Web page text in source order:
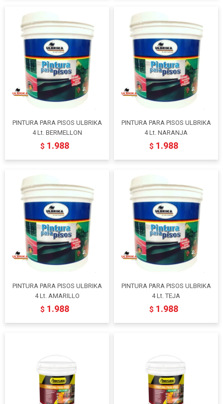
PINTURA PARA PISOS ULBRIKA
4 Lt. BERMELLON
$ 1.988
PINTURA PARA PISOS ULBRIKA
4 Lt. NARANJA
$ 1.988
PINTURA PARA PISOS ULBRIKA
4 Lt. AMARILLO
$ 1.988
PINTURA PARA PISOS ULBRIKA
4 Lt. TEJA
$ 1.988